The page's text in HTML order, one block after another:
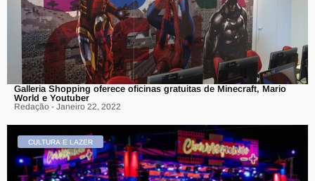
Galleria Shopping oferece oficinas gratuitas de Minecraft, Mario
World e Youtuber
Redação - Janeiro 22, 2022
CULTURA E LAZER